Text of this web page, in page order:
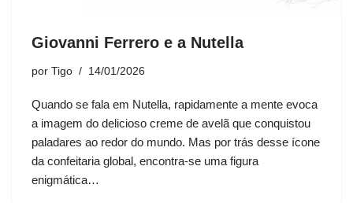
Giovanni Ferrero e a Nutella
por Tigo 14/01/2026
Quando se fala em Nutella, rapidamente a mente evoca
a imagem do delicioso creme de avelã que conquistou
paladares ao redor do mundo. Mas por trás desse ícone
da confeitaria global, encontra-se uma figura
enigmática…